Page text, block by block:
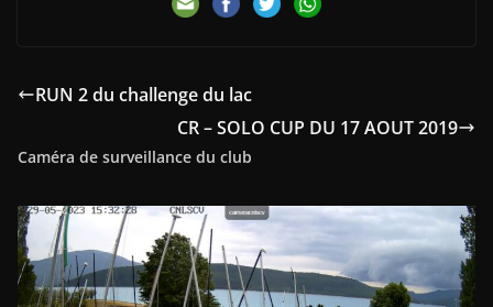
RUN 2 du challenge du lac
CR – SOLO CUP DU 17 AOUT 2019
Caméra de surveillance du club